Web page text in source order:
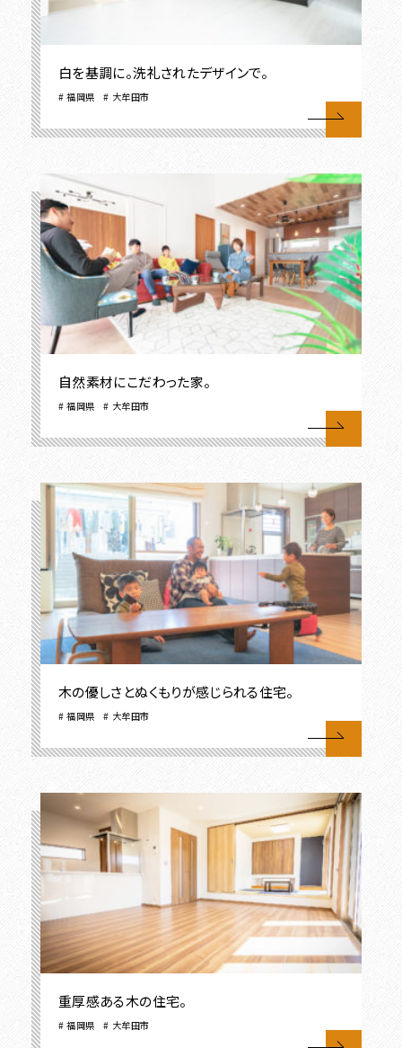
白を基調に。洗礼されたデザインで。
福岡県 大牟田市
自然素材にこだわった家。
福岡県 大牟田市
木の優しさとぬくもりが感じられる住宅。
福岡県 大牟田市
重厚感ある木の住宅。
福岡県 大牟田市